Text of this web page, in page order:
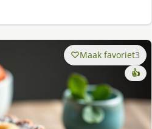
Maak favoriet3
👍